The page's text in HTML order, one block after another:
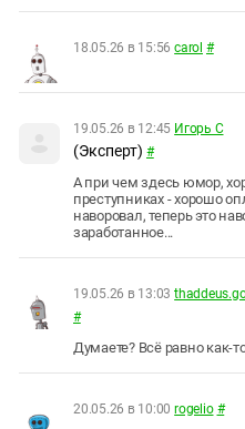
18.05.26 в 15:56 carol #
19.05.26 в 12:45 Игорь С
(Эксперт) #
А при чем здесь юмор,
преступниках - хорошо
наворовал, теперь это
заработанное...
19.05.26 в 13:03
#
Думаете? Всё равно как-
20.05.26 в 10:00 rogelio #